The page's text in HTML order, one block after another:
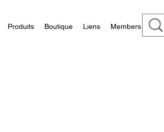
Produits Boutique Liens Members